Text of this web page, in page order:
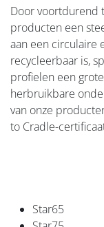
Door voortdurend
producten een
aan een circulaire
recycleerbaar is,
profielen een
herbruikbare
van onze
to Cradle-